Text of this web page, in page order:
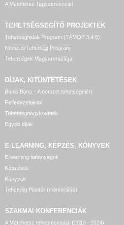
A Matehetsz Tagszervezetei
TEHETSÉGSEGÍTŐ PROJEKTEK
Tehetséghidak Program (TÁMOP 3.4.5)
Nemzeti Tehetség Program
Tehetségek Magyarországa
DÍJAK, KITÜNTETÉSEK
Bonis Bona – A nemzet tehetségeiért
Felfedezettjeink
Tehetségnagykövetek
Egyéb díjak
E-LEARNING, KÉPZÉS, KÖNYVEK
E-learning tananyagok
Képzések
Könyvek
Tehetség Piactér (mentorálás)
SZAKMAI KONFERENCIÁK
A Matehetsz tehetségnapjai (2010 - 2024)